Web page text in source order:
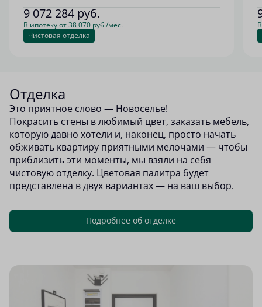
9 072 284 руб.
В ипотеку от 38 070 руб./мес.
Чистовая отделка
Отделка
Это приятное слово — Новоселье!
Покрасить стены в любимый цвет, заказать мебель,
которую давно хотели и, наконец, просто начать
обживать квартиру приятными мелочами — чтобы
приблизить эти моменты, мы взяли на себя
чистовую отделку. Цветовая палитра будет
представлена в двух вариантах — на ваш выбор.
Подробнее об отделке